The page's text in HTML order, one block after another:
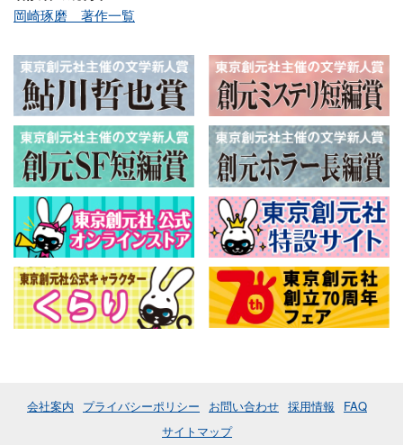
岡崎琢磨 著作一覧
会社案内 プライバシーポリシー お問い合わせ 採用情報
FAQ
サイトマップ